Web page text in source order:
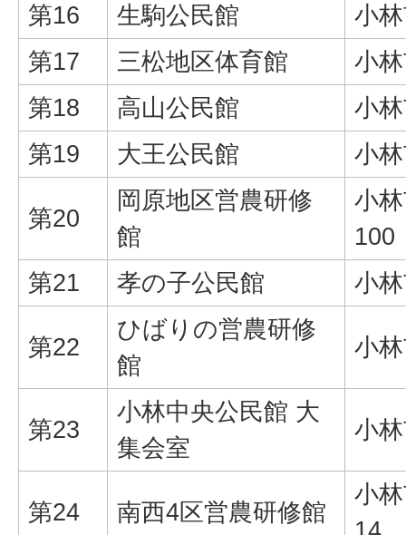
第16
生駒公民館
小
第17
三松地区体育館
小
第18
高山公民館
小
第19
大王公民館 小
第20
岡原地区営農研修
館
小
100
第21
孝の子公民館 小
第22
ひばりの営農研修
館
小
第23
小林中央公民館 大
集会室
小
第24 南西4区営農研修館
小